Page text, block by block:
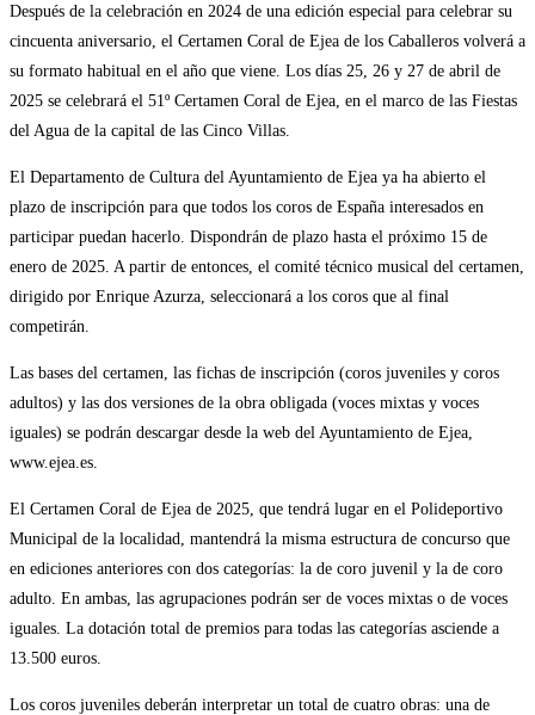
Después de la celebración en 2024 de una edición especial para celebrar su
cincuenta aniversario, el Certamen Coral de Ejea de los Caballeros volverá a
su formato habitual en el año que viene. Los días 25, 26 y 27 de abril de
2025 se celebrará el 51º Certamen Coral de Ejea, en el marco de las Fiestas
del Agua de la capital de las Cinco Villas.
El Departamento de Cultura del Ayuntamiento de Ejea ya ha abierto el
plazo de inscripción para que todos los coros de España interesados en
participar puedan hacerlo. Dispondrán de plazo hasta el próximo 15 de
enero de 2025. A partir de entonces, el comité técnico musical del certamen,
dirigido por Enrique Azurza, seleccionará a los coros que al final
competirán.
Las bases del certamen, las fichas de inscripción (coros juveniles y coros
adultos) y las dos versiones de la obra obligada (voces mixtas y voces
iguales) se podrán descargar desde la web del Ayuntamiento de Ejea,
www.ejea.es.
El Certamen Coral de Ejea de 2025, que tendrá lugar en el Polideportivo
Municipal de la localidad, mantendrá la misma estructura de concurso que
en ediciones anteriores con dos categorías: la de coro juvenil y la de coro
adulto. En ambas, las agrupaciones podrán ser de voces mixtas o de voces
iguales. La dotación total de premios para todas las categorías asciende a
13.500 euros.
Los coros juveniles deberán interpretar un total de cuatro obras: una de